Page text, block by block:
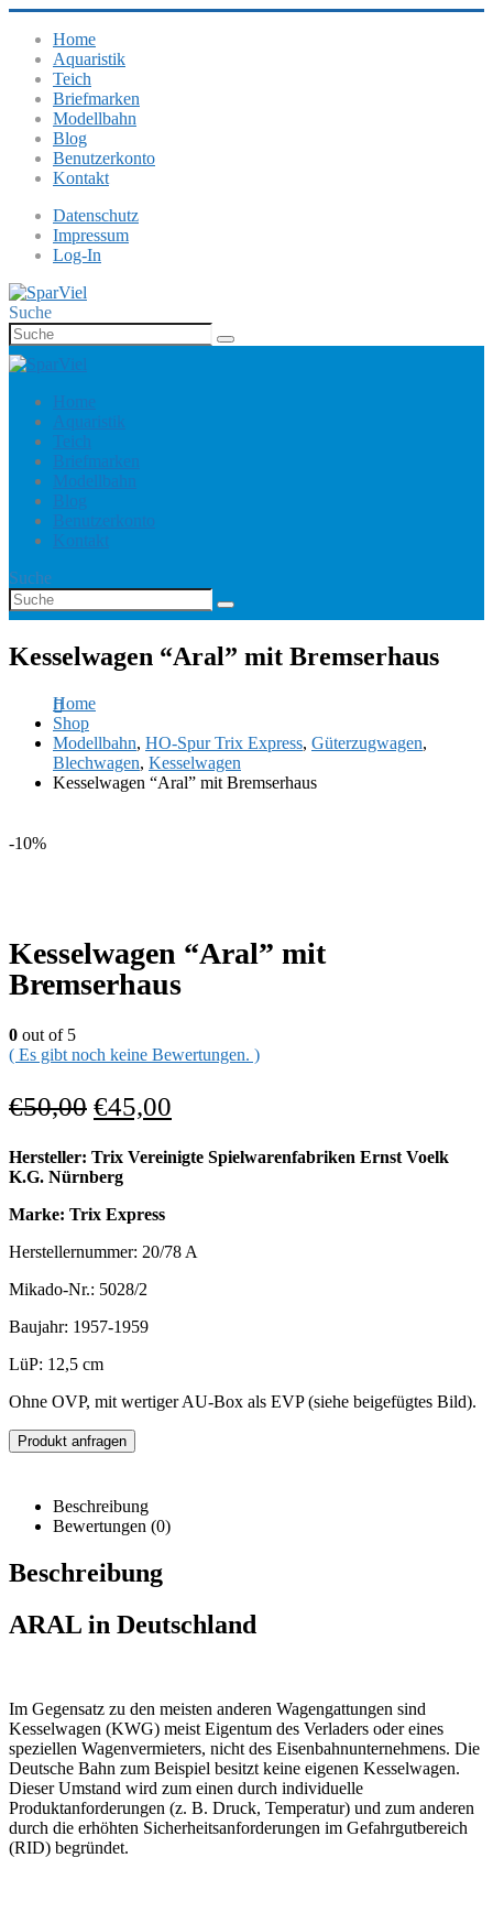
Home
Aquaristik
Teich
Briefmarken
Modellbahn
Blog
Benutzerkonto
Kontakt
Datenschutz
Impressum
Log-In
Suche
Home
Aquaristik
Teich
Briefmarken
Modellbahn
Blog
Benutzerkonto
Kontakt
Suche
Kesselwagen “Aral” mit Bremserhaus
Home
Shop
Modellbahn, HO-Spur Trix Express, Güterzugwagen,
Blechwagen, Kesselwagen
Kesselwagen “Aral” mit Bremserhaus
-10%
Kesselwagen “Aral” mit
Bremserhaus
0 out of 5
( Es gibt noch keine Bewertungen. )
€50,00 €45,00
Hersteller: Trix Vereinigte Spielwarenfabriken Ernst Voelk
K.G. Nürnberg
Marke: Trix Express
Herstellernummer: 20/78 A
Mikado-Nr.: 5028/2
Baujahr: 1957-1959
LüP: 12,5 cm
Ohne OVP, mit wertiger AU-Box als EVP (siehe beigefügtes Bild).
Produkt anfragen
Beschreibung
Bewertungen (0)
Beschreibung
ARAL in Deutschland
Im Gegensatz zu den meisten anderen Wagengattungen sind
Kesselwagen (KWG) meist Eigentum des Verladers oder eines
speziellen Wagenvermieters, nicht des Eisenbahnunternehmens. Die
Deutsche Bahn zum Beispiel besitzt keine eigenen Kesselwagen.
Dieser Umstand wird zum einen durch individuelle
Produktanforderungen (z. B. Druck, Temperatur) und zum anderen
durch die erhöhten Sicherheitsanforderungen im Gefahrgutbereich
(RID) begründet.